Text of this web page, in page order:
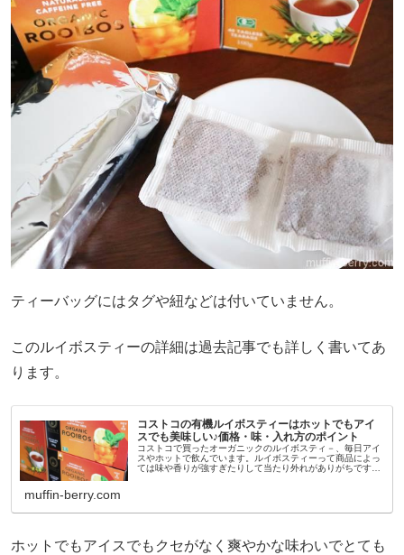
ティーバッグにはタグや紐などは付いていません。
このルイボスティーの詳細は過去記事でも詳しく書いてあ
ります。
コストコの有機ルイボスティーはホットでもアイ
スでも美味しい♪価格・味・入れ方のポイント
コストコで買ったオーガニックのルイボスティ－、毎日アイ
スやホットで飲んでいます。ルイボスティーって商品によっ
ては味や香りが強すぎたりして当たり外れがありがちです
muffin-berry.com
ホットでもアイスでもクセがなく爽やかな味わいでとても